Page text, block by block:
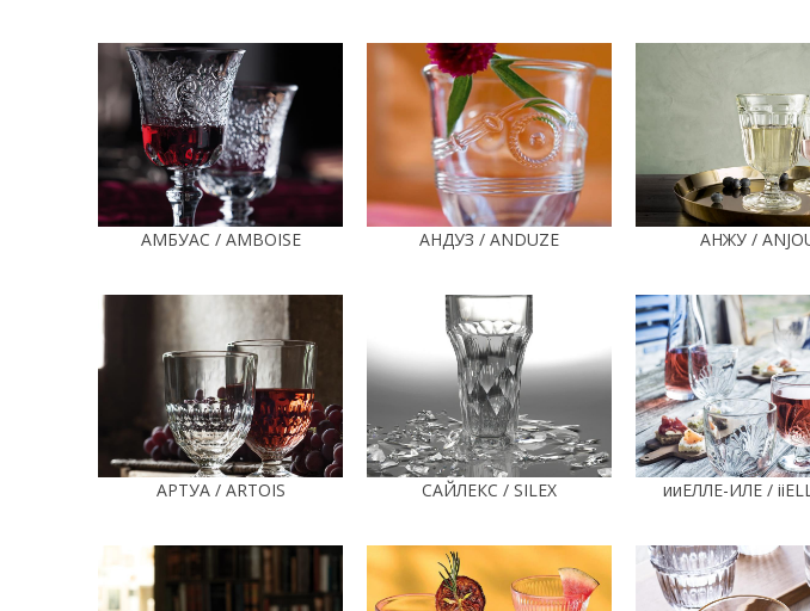
АМБУАС / AMBOISE АНДУЗ / ANDUZE АНЖУ /
АРТУА / ARTOIS САЙЛЕКС / SILEX ииЕЛЛЕ-ИЛЕ /